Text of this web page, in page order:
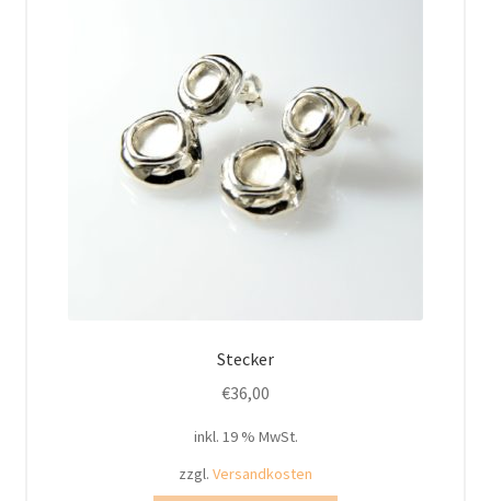
Stecker
€36,00
inkl. 19 % MwSt.
zzgl. Versandkosten